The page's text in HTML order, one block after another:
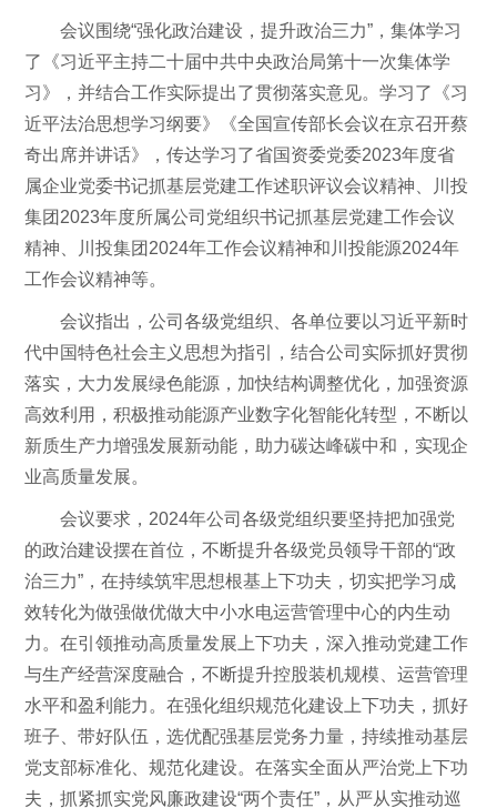
会议围绕“强化政治建设，提升政治三力”，集体学习
了《习近平主持二十届中共中央政治局第十一次集体学
习》，并结合工作实际提出了贯彻落实意见。学习了《习
近平法治思想学习纲要》《全国宣传部长会议在京召开蔡
奇出席并讲话》，传达学习了省国资委党委2023年度省
属企业党委书记抓基层党建工作述职评议会议精神、川投
集团2023年度所属公司党组织书记抓基层党建工作会议
精神、川投集团2024年工作会议精神和川投能源2024年
工作会议精神等。
会议指出，公司各级党组织、各单位要以习近平新时
代中国特色社会主义思想为指引，结合公司实际抓好贯彻
落实，大力发展绿色能源，加快结构调整优化，加强资源
高效利用，积极推动能源产业数字化智能化转型，不断以
新质生产力增强发展新动能，助力碳达峰碳中和，实现企
业高质量发展。
会议要求，2024年公司各级党组织要坚持把加强党
的政治建设摆在首位，不断提升各级党员领导干部的“政
治三力”，在持续筑牢思想根基上下功夫，切实把学习成
效转化为做强做优做大中小水电运营管理中心的内生动
力。在引领推动高质量发展上下功夫，深入推动党建工作
与生产经营深度融合，不断提升控股装机规模、运营管理
水平和盈利能力。在强化组织规范化建设上下功夫，抓好
班子、带好队伍，选优配强基层党务力量，持续推动基层
党支部标准化、规范化建设。在落实全面从严治党上下功
夫，抓紧抓实党风廉政建设“两个责任”，从严从实推动巡